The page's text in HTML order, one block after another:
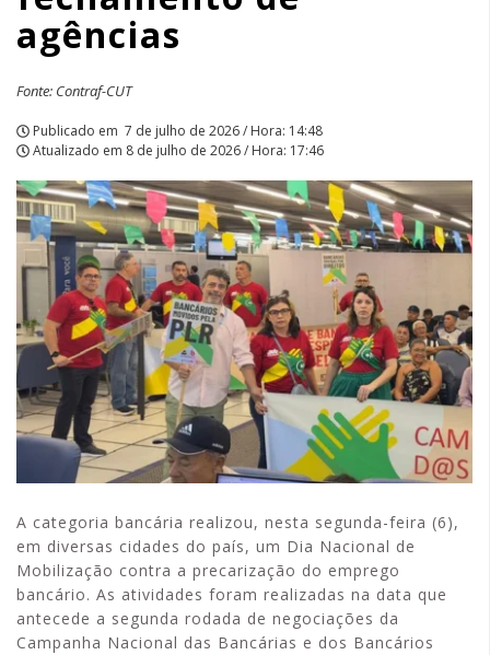
o
fechamento
de
agências
|
APCEF/SP
agências
Fonte: Contraf-CUT
Publicado em 7 de julho de 2026 / Hora: 14:48
Atualizado em 8 de julho de 2026 / Hora: 17:46
A categoria bancária realizou, nesta segunda-feira (6),
em diversas cidades do país, um Dia Nacional de
Mobilização contra a precarização do emprego
bancário. As atividades foram realizadas na data que
antecede a segunda rodada de negociações da
Campanha Nacional das Bancárias e dos Bancários